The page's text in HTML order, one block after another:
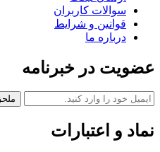
سوالات کاربران
قوانین و شرایط
درباره ما
عضویت در خبرنامه
نماد و اعتبارات